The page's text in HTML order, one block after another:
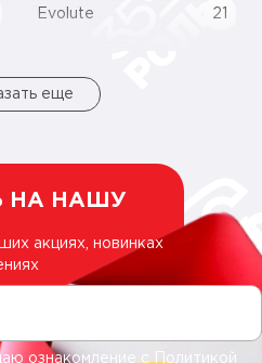
Evolute 21
еще
НА НАШУ
акциях, новинках
ознакомление сПолитикой